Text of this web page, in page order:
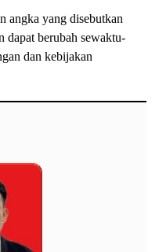
angka yang disebutkan
dapat berubah sewaktu-
dan kebijakan